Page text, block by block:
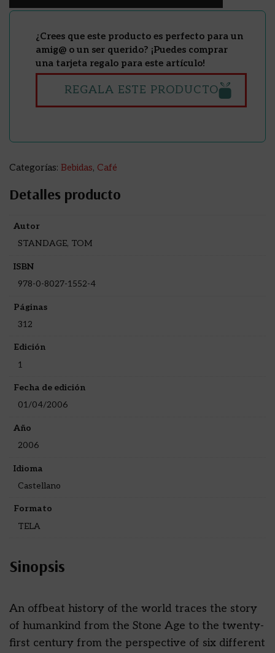
¿Crees que este producto es perfecto para un
amig@ o un ser querido? ¡Puedes comprar
una tarjeta regalo para este artículo!
REGALA ESTE PRODUCTO
Categorías: Bebidas, Café
Detalles producto
Autor
STANDAGE, TOM
ISBN
978-0-8027-1552-4
Páginas
312
Edición
1
Fecha de edición
01/04/2006
Año
2006
Idioma
Castellano
Formato
TELA
Sinopsis
An offbeat history of the world traces the story
of humankind from the Stone Age to the twenty-
first century from the perspective of six different